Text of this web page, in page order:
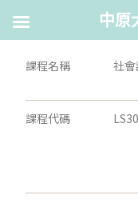
課程名稱 社
課程代碼
中原